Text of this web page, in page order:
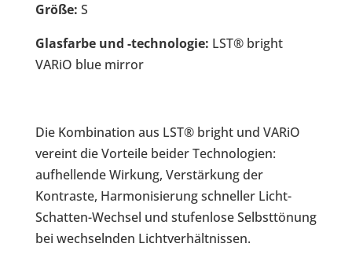
Größe: S
Glasfarbe und -technologie: LST® bright
VARiO blue mirror
Die Kombination aus LST® bright und VARiO
vereint die Vorteile beider Technologien:
aufhellende Wirkung, Verstärkung der
Kontraste, Harmonisierung schneller Licht-
Schatten-Wechsel und stufenlose Selbsttönung
bei wechselnden Lichtverhältnissen.